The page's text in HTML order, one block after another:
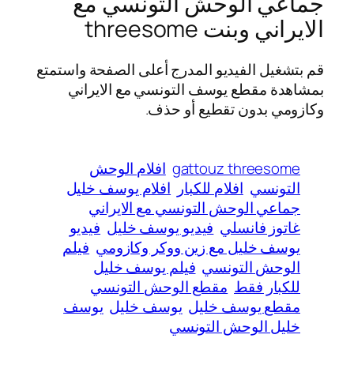
الايراني وبنت threesome
قم بتشغيل الفيديو المدرج أعلى الصفحة واستمتع
بمشاهدة مقطع يوسف التونسي مع الايراني
وكازومي بدون تقطيع أو حذف.
gattouz threesome افلام الوحش
التونسي افلام للكبار افلام يوسف خليل
جماعي الوحش التونسي مع الايراني
غاتوز فانسلي فيديو يوسف خليل فيديو
يوسف خليل مع زين ووكر وكازومي فيلم
الوحش التونسي فيلم يوسف خليل
للكبار فقط مقطع الوحش التونسي
مقطع يوسف خليل يوسف خليل يوسف
خليل الوحش التونسي